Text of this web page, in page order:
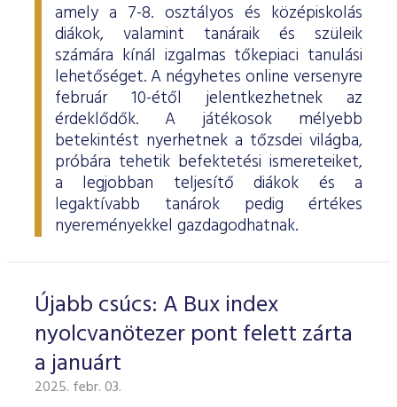
amely a 7-8. osztályos és középiskolás
diákok, valamint tanáraik és szüleik
számára kínál izgalmas tőkepiaci tanulási
lehetőséget. A négyhetes online versenyre
február 10-étől jelentkezhetnek az
érdeklődők. A játékosok mélyebb
betekintést nyerhetnek a tőzsdei világba,
próbára tehetik befektetési ismereteiket,
a legjobban teljesítő diákok és a
legaktívabb tanárok pedig értékes
nyereményekkel gazdagodhatnak.
Újabb csúcs: A Bux index
nyolcvanötezer pont felett zárta
a januárt
2025. febr. 03.